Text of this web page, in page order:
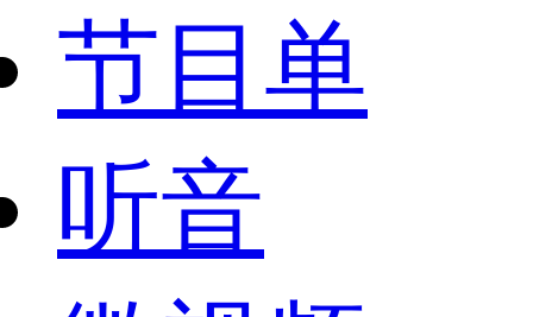
节目单
听音